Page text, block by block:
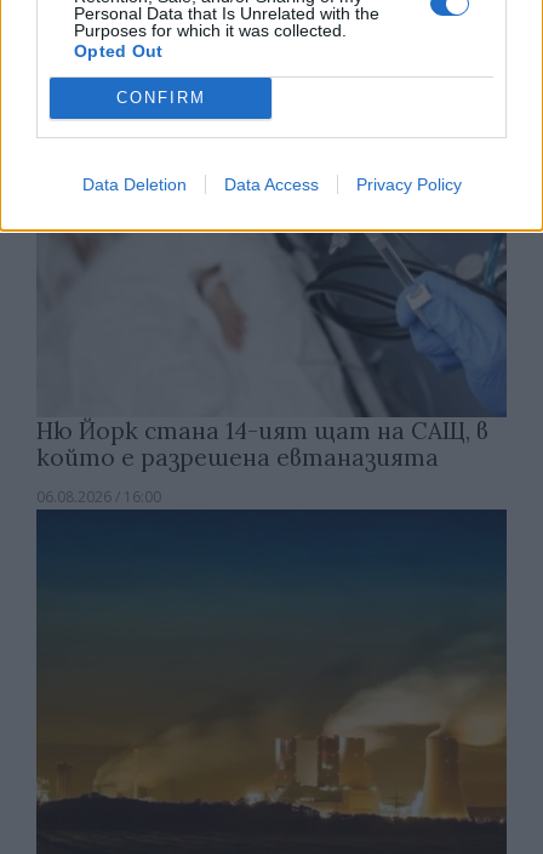
Personal Data that Is Unrelated with the
Purposes for which it was collected.
Opted Out
CONFIRM
Data Deletion Data Access Privacy Policy
е нараснал със 120%
06.08.2026 / 16:30
Ню Йорк стана 14-ият щат на САЩ, в
който е разрешена евтаназията
06.08.2026 / 16:00